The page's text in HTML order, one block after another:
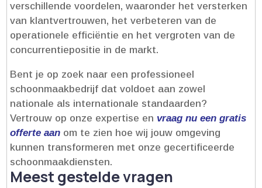
verschillende voordelen, waaronder het versterken
van klantvertrouwen, het verbeteren van de
operationele efficiëntie en het vergroten van de
concurrentiepositie in de markt.​
Bent je op zoek naar een professioneel
schoonmaakbedrijf dat voldoet aan zowel
nationale als internationale standaarden?
Vertrouw op onze expertise en vraag nu een gratis
offerte aan om te zien hoe wij jouw omgeving
kunnen transformeren met onze gecertificeerde
schoonmaakdiensten.​
Meest gestelde vragen